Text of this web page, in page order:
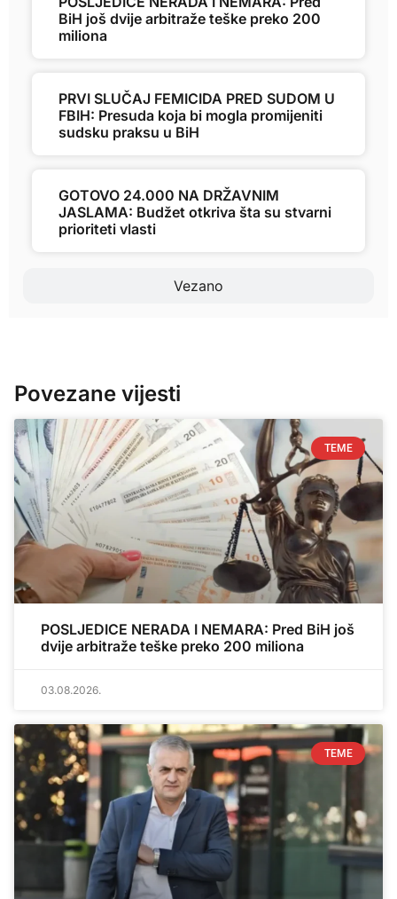
Vezano
BiH još dvije arbitraže teške preko 200
miliona
PRVI SLUČAJ FEMICIDA PRED SUDOM U
FBIH: Presuda koja bi mogla promijeniti
sudsku praksu u BiH
GOTOVO 24.000 NA DRŽAVNIM
JASLAMA: Budžet otkriva šta su stvarni
prioriteti vlasti
Povezane vijesti
TEME
POSLJEDICE NERADA I NEMARA: Pred BiH još
dvije arbitraže teške preko 200 miliona
03.08.2026.
TEME